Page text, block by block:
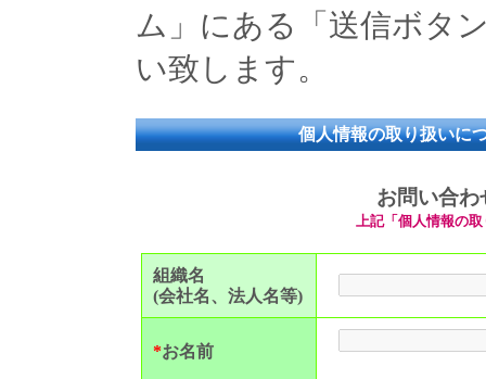
ム」にある「送信ボタ
い致します。
個人情報の取り扱いに
お問い合
上記「個人情報の
組織名
(会社名、法人名等)
*お名前